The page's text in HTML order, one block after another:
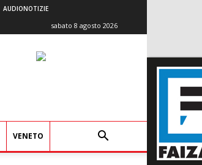
AUDIONOTIZIE
sabato 8 agosto 2026
VENETO